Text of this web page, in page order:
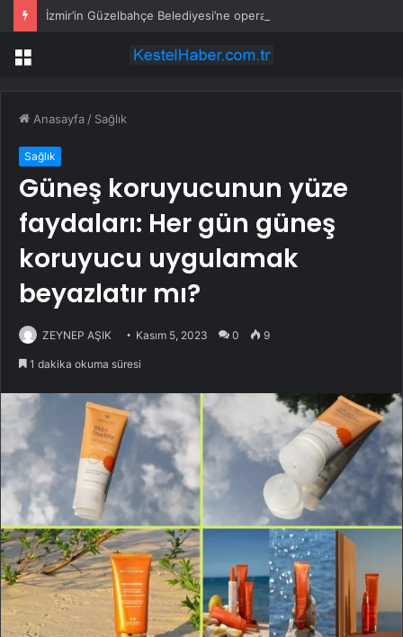
Menü
Anasayfa / Sağlık
Sağlık
Güneş koruyucunun yüze
faydaları: Her gün güneş
koruyucu uygulamak
beyazlatır mı?
ZEYNEP AŞIK Kasım 5, 2023 0 9
1 dakika okuma süresi